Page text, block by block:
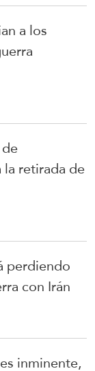
a los
retirada de
perdiendo
con Irán
inminente,